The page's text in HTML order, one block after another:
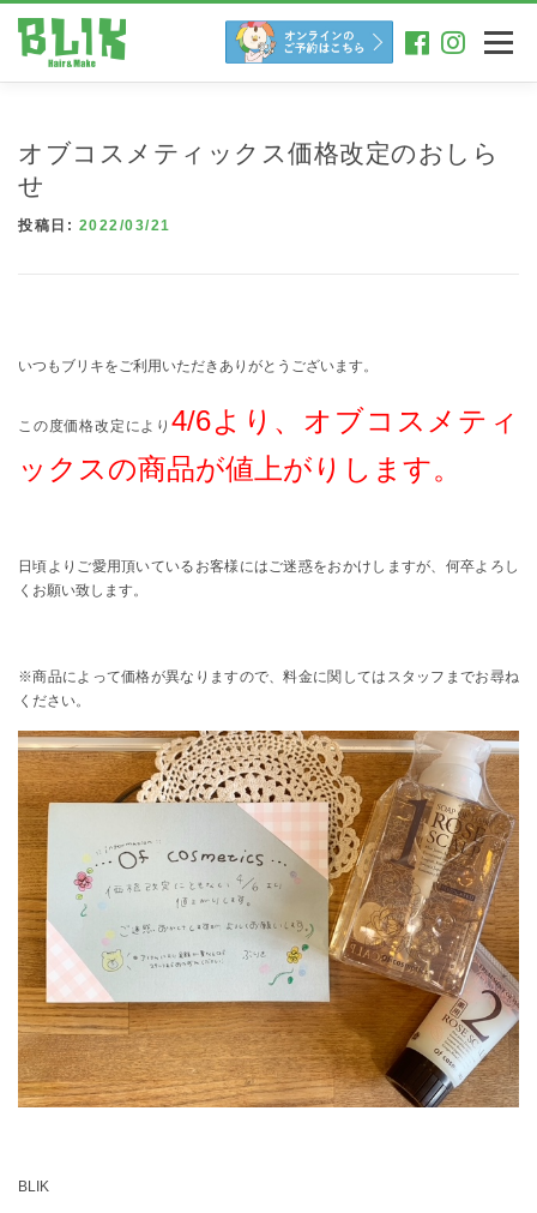
ン
メニュー
オブコスメティックス価格改定のおしら
せ
投稿日: 2022/03/21
いつもブリキをご利用いただきありがとうございます。
この度価格改定により 4/6より、オブコスメティ
ックスの商品が値上がりします。
日頃よりご愛用頂いているお客様にはご迷惑をおかけしますが、何卒よろし
くお願い致します。
※商品によって価格が異なりますので、料金に関してはスタッフまでお尋ね
ください。
BLIK